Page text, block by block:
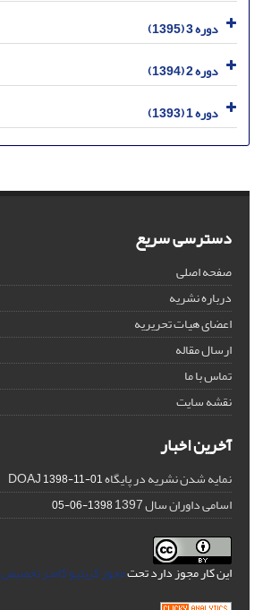
دوره 3 (1395)
دوره 2 (1394)
دوره 1 (1393)
دسترسی سریع
صفحه اصلی
درباره نشریه
اعضای هیات تحریریه
ارسال مقاله
تماس با ما
نقشه سایت
آخرین اخبار
نمایه شدن نشریه در پایگاه DOAJ1398-11-01
اسامی داوران سال 1397 1398-06-05
این کار مجوز دارد تحتمجوز کریتیو کامنز تخصیص 4.0 بین‌المللی